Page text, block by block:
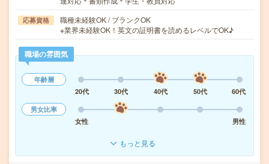
応募資格
職種未経験OK / ブランクOK
※業界未経験OK！英文の証明書を読めるレベルでOK♪
職場の雰囲気
年齢層
20代
30代 40代 50代
60代
男女比率
女性
男性
もっと見る